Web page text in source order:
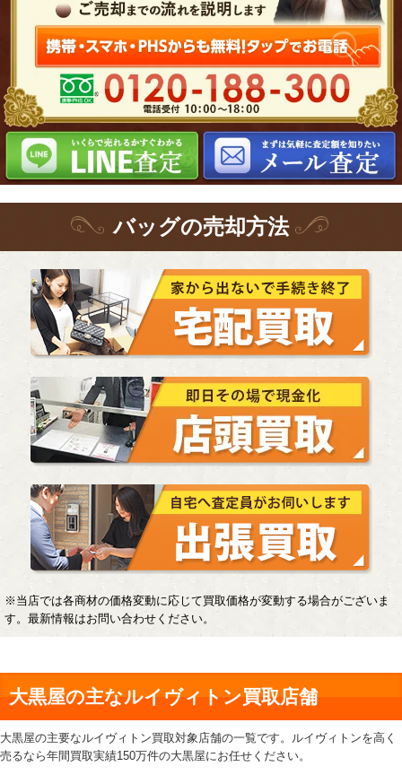
バッグの売却方法
※当店では各商材の価格変動に応じて買取価格が変動する場合がございま
す。最新情報はお問い合わせください。
大黒屋の主なルイヴィトン買取店舗
大黒屋の主要なルイヴィトン買取対象店舗の一覧です。ルイヴィトンを高く
売るなら年間買取実績150万件の大黒屋にお任せください。